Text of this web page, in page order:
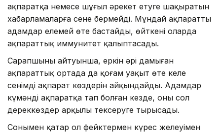
ақпаратқа немесе шұғыл әрекет етуге шақыратын
хабарламаларға сене бермейді. Мұндай ақпаратты
адамдар елемей өте бастайды, өйткені оларда
ақпараттық иммунитет қалыптасады.
Сарапшының айтуынша, еркін әрі дамыған
ақпараттық ортада да қоғам уақыт өте келе
сенімді ақпарат көздерін айқындайды. Адамдар
күмәнді ақпаратқа тап болған кезде, оны сол
дереккөздер арқылы тексеруге тырысады.
Сонымен қатар ол фейктермен күрес желеуімен